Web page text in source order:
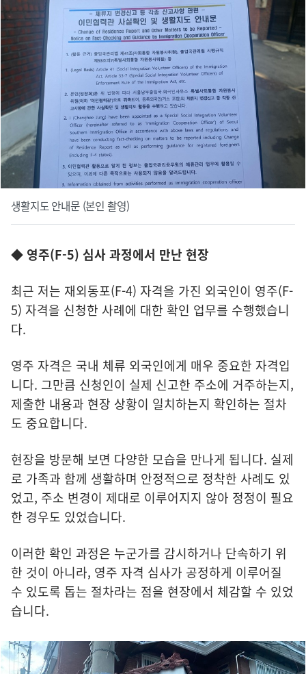
생활지도 안내문 (본인 촬영)
◆ 영주(F-5) 심사 과정에서 만난 현장
최근 저는 재외동포(F-4) 자격을 가진 외국인이 영주(F-
5) 자격을 신청한 사례에 대한 확인 업무를 수행했습니
다.
영주 자격은 국내 체류 외국인에게 매우 중요한 자격입
니다. 그만큼 신청인이 실제 신고한 주소에 거주하는지,
제출한 내용과 현장 상황이 일치하는지 확인하는 절차
도 중요합니다.
현장을 방문해 보면 다양한 모습을 만나게 됩니다. 실제
로 가족과 함께 생활하며 안정적으로 정착한 사례도 있
었고, 주소 변경이 제대로 이루어지지 않아 정정이 필요
한 경우도 있었습니다.
이러한 확인 과정은 누군가를 감시하거나 단속하기 위
한 것이 아니라, 영주 자격 심사가 공정하게 이루어질
수 있도록 돕는 절차라는 점을 현장에서 체감할 수 있었
습니다.